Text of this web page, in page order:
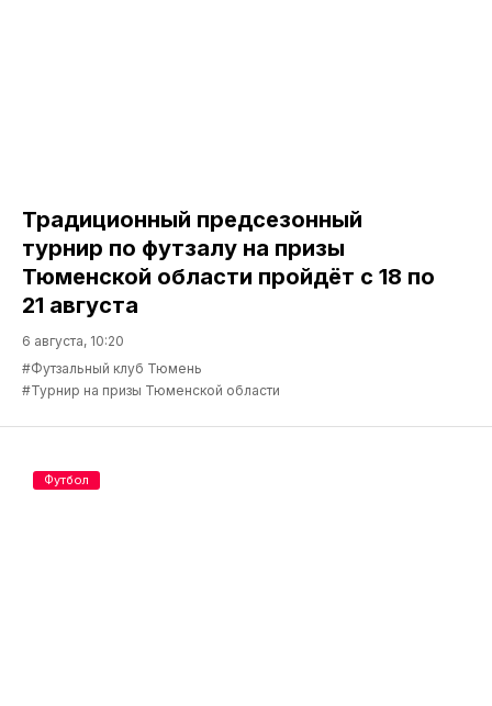
Традиционный предсезонный
турнир по футзалу на призы
Тюменской области пройдёт с 18 по
21 августа
6 августа, 10:20
#Футзальный клуб Тюмень
#Турнир на призы Тюменской области
Футбол